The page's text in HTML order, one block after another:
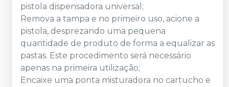
pistola dispensadora universal;
Remova a tampa e no primeiro uso, acione a
pistola, desprezando uma pequena
quantidade de produto de forma a equalizar as
pastas. Este procedimento será necessário
apenas na primeira utilização;
Encaixe uma ponta misturadora no cartucho e